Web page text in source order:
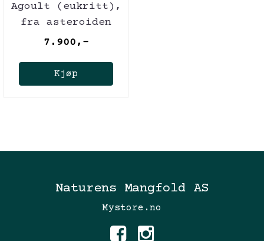
Agoult (eukritt),
fra asteroiden
Vesta, 8,58 gram.
7.900,-
Kjøp
Naturens Mangfold AS
Mystore.no